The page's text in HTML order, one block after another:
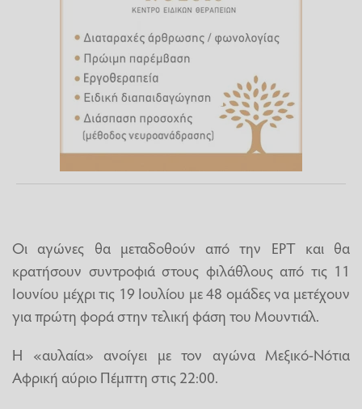
Οι αγώνες θα μεταδοθούν από την ΕΡΤ και θα
κρατήσουν συντροφιά στους φιλάθλους από τις 11
Ιουνίου μέχρι τις 19 Ιουλίου με 48 ομάδες να μετέχουν
για πρώτη φορά στην τελική φάση του Μουντιάλ.
Η «αυλαία» ανοίγει με τον αγώνα Μεξικό-Νότια
Αφρική αύριο Πέμπτη στις 22:00.